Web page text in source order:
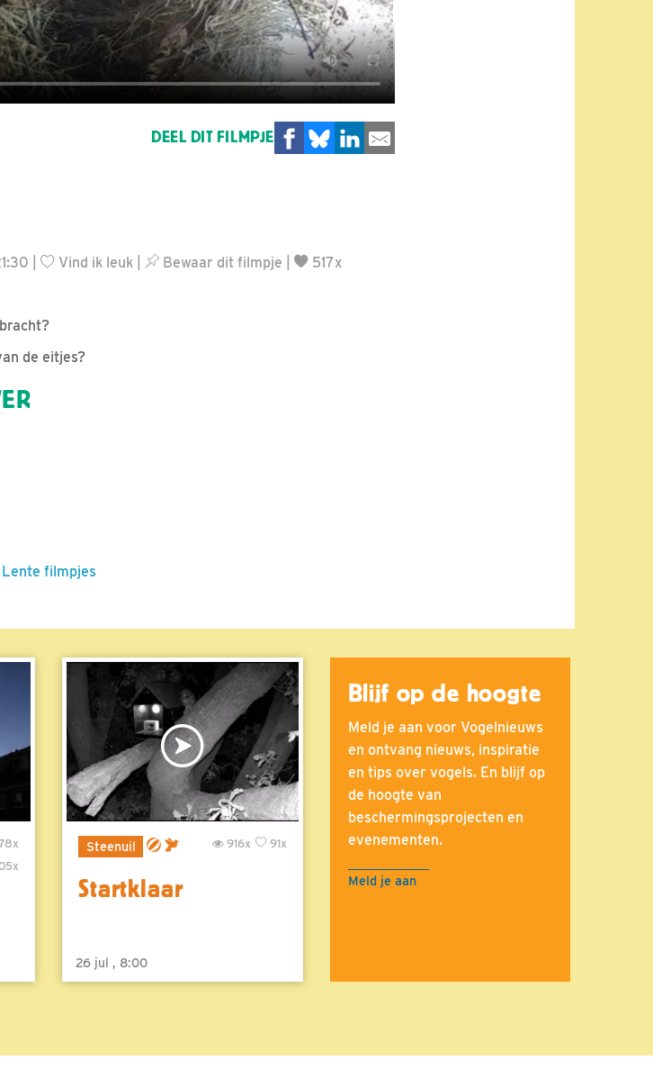
DEEL DIT FILMPJE
| Vind ik leuk Bewaar dit filmpje
517x
de eitjes?
filmpjes
Steenuil 91x
916x
Startklaar
26 jul , 8:00
Blijf op de hoogte
Meld je aan voor Vogelnieuws
en ontvang nieuws, inspiratie
en tips over vogels. En blijf op
de hoogte van
beschermingsprojecten en
evenementen.
Meld je aan